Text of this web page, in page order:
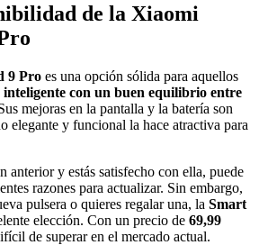
de la Xiaomi
9 Pro es una opción sólida para aquellos
inteligente con un buen equilibrio entre
mejoras en la pantalla y la batería son
elegante y funcional la hace atractiva para
anterior y estás satisfecho con ella, puede
razones para actualizar. Sin embargo,
pulsera o quieres regalar una, la Smart
elección. Con un precio de 69,99
de superar en el mercado actual.